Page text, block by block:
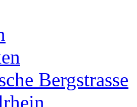
Bergstrasse